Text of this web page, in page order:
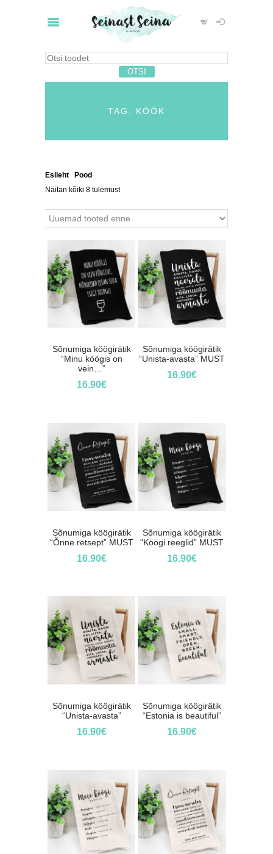
TAG: KÖÖK
Esileht Pood
Näitan kõiki 8 tulemust
Sõnumiga köögirätik
“Minu köögis on
vein…”
16.90€
Sõnumiga köögirätik
“Unista-avasta” MUST
16.90€
Sõnumiga köögirätik
“Õnne retsept” MUST
16.90€
Sõnumiga köögirätik
“Köögi reeglid” MUST
16.90€
Sõnumiga köögirätik
“Unista-avasta”
16.90€
Sõnumiga köögirätik
“Estonia is beautiful”
16.90€